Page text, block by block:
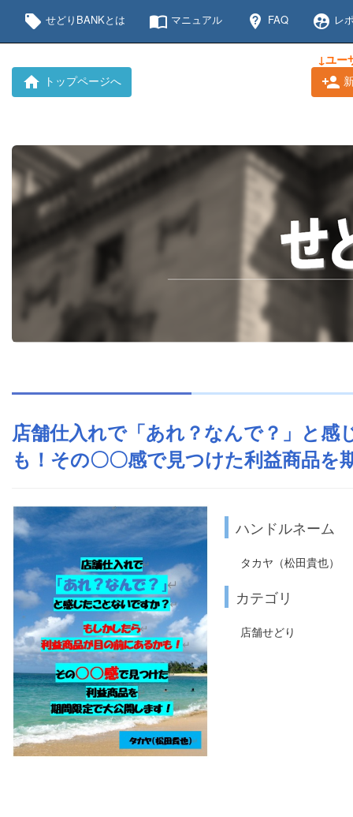
local_offer せどりBANKとは import_contacts マニュアル not_listed_location FAQ supervised_user_circle レ
↓ユー
home トップページへ person_add
店舗仕入れで「あれ？なんで？」と
も！その〇〇感で見つけた利益商品を
ハンドルネーム
タカヤ（松田貴也）
カテゴリ
店舗せどり